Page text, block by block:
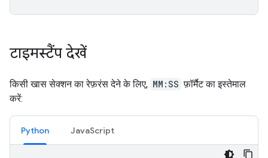
टाइमस्टैंप देखें
किसी खास सेक्शन का रेफ़रंस देने के लिए, MM:SS फ़ॉर्मैट का इस्तेमाल
करें:
Python JavaScript